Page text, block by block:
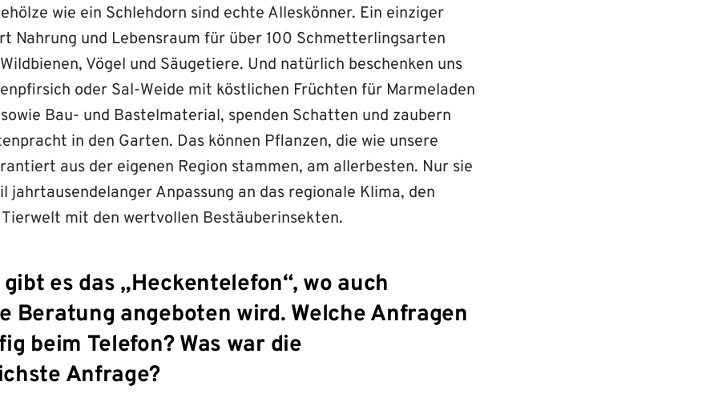
wie ein Schlehdorn sind echte Alleskönner. Ein einziger
Nahrung und Lebensraum für über 100 Schmetterlingsarten
Vögel und Säugetiere. Und natürlich beschenken uns
oder Sal-Weide mit köstlichen Früchten für Marmeladen
Bau- und Bastelmaterial, spenden Schatten und zaubern
in den Garten. Das können Pflanzen, die wie unsere
aus der eigenen Region stammen, am allerbesten. Nur sie
jahrtausendelanger Anpassung an das regionale Klima, den
Tierwelt mit den wertvollen Bestäuberinsekten.
es das „Heckentelefon“, wo auch
Beratung angeboten wird. Welche Anfragen
beim Telefon? Was war die
Anfrage?